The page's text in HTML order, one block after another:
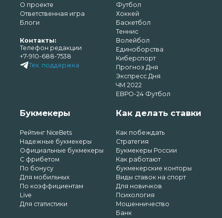
О проекте
Ответственная игра
Блоги
Контакты:
Телефон редакции
+7-910-688-7538
Тех. поддержка
Футбол
Хоккей
Баскетбол
Теннис
Волейбол
Единоборства
Киберспорт
Прогноз Дня
Экспресс Дня
ЧМ 2022
ЕВРО-24 Футбол
Букмекеры
Рейтинг NiceBets
Надежные букмекеры
Официальные букмекеры
С фрибетом
По бонусу
Для мобильных
По коэффициентам
Live
Для статистики
Как делать ставки
Как побеждать
Стратегия
Букмекеры России
Как работают
букмекерские конторы
Виды ставок на спорт
Для новичков
Психология
Мошенничество
Банк